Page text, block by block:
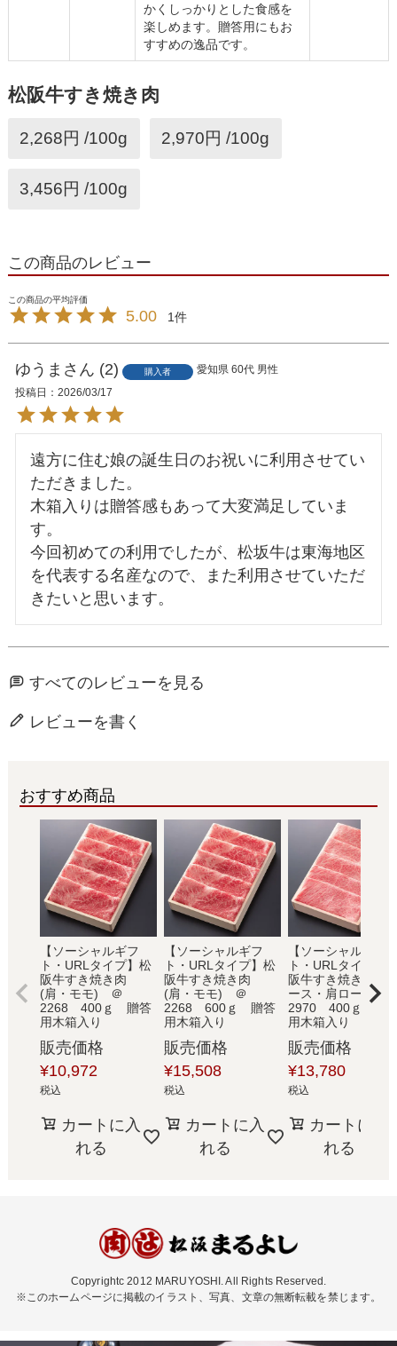
かくしっかりとした食感を
楽しめます。贈答用にもお
すすめの逸品です。
松阪牛すき焼き肉
2,268円 /100g 2,970円 /100g
3,456円 /100g
この商品のレビュー
5.00 1
ゆうま 2 購入者 愛知県 60代 男性
投稿日
2026/03/17
遠方に住む娘の誕生日のお祝いに利用させてい
ただきました。
木箱入りは贈答感もあって大変満足していま
す。
今回初めての利用でしたが、松坂牛は東海地区
を代表する名産なので、また利用させていただ
きたいと思います。
すべてのレビューを見る
レビューを書く
おすすめ商品
【ソーシャルギフ
ト・URLタイプ】松
阪牛すき焼き肉
(肩・モモ) ＠
2268 400ｇ 贈答
用木箱入り
販売価格
¥10,972
税込
カートに入
れる
【ソーシャルギフ
ト・URLタイプ】松
阪牛すき焼き肉
(肩・モモ) ＠
2268 600ｇ 贈答
用木箱入り
販売価格
¥15,508
税込
カートに入
れる
【ソーシャルギフ
ト・URLタイプ】
阪牛すき焼き肉 (ロ
ース・肩ロース)
2970 400ｇ 贈
用木箱入り
販売価格
¥13,780
税込
カートに入
れる
Copyrightc 2012 MARUYOSHI. All Rights Reserved.
※このホームページに掲載のイラスト、写真、文章の無断転載を禁じます。